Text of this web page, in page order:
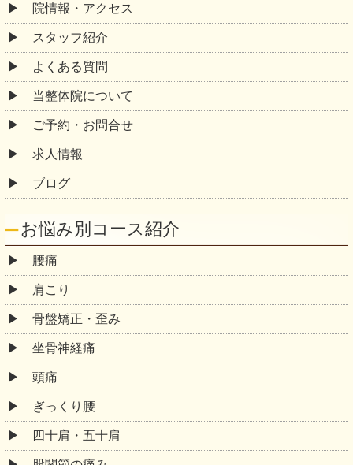
院情報・アクセス
スタッフ紹介
よくある質問
当整体院について
ご予約・お問合せ
求人情報
ブログ
お悩み別コース紹介
腰痛
肩こり
骨盤矯正・歪み
坐骨神経痛
頭痛
ぎっくり腰
四十肩・五十肩